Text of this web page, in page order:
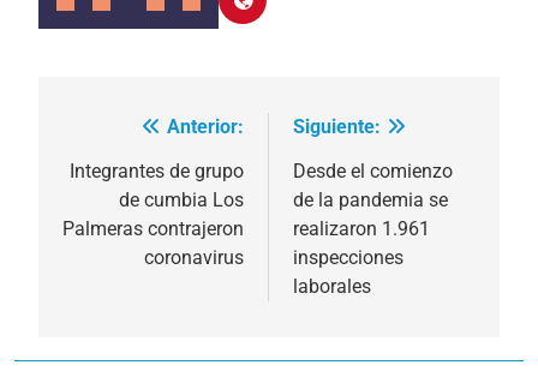
Navegación
de
entradas
Anterior:
Integrantes de grupo
de cumbia Los
Palmeras contrajeron
coronavirus
Siguiente:
Desde el comienzo
de la pandemia se
realizaron 1.961
inspecciones
laborales